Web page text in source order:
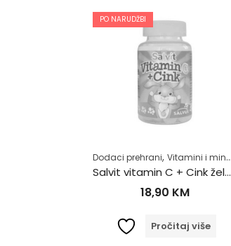
PO NARUDŽBI
Dodaci prehrani, Vitamini i minerali
Salvit vitamin C + Cink žele bombone a60
18,90 KM
Pročitaj više